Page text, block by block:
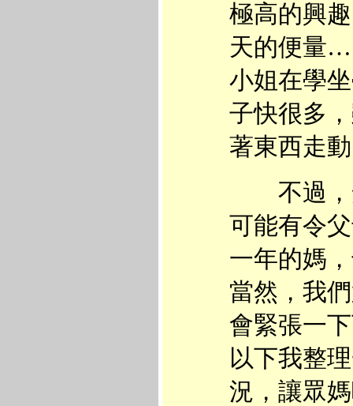
極高的興
天的便量
小姐在學
子快很多
著東西走
不過，
可能有令
一年的媽
當然，我
會緊張一
以下我整
況，讓眾